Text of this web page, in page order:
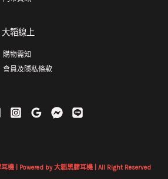
大韜線上
購物需知
會員及隱私條款
機 | Powered by 大韜黑膠耳機 | All Right Reserved